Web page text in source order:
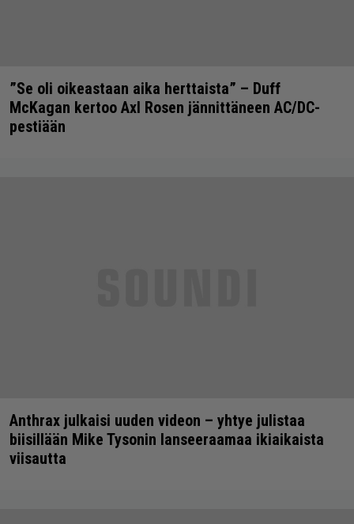
”Se oli oikeastaan aika herttaista” – Duff
McKagan kertoo Axl Rosen jännittäneen AC/DC-
pestiään
Anthrax julkaisi uuden videon – yhtye julistaa
biisillään Mike Tysonin lanseeraamaa ikiaikaista
viisautta